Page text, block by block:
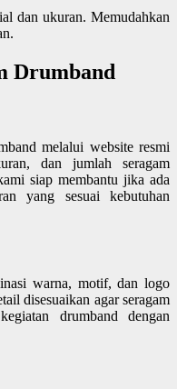
dan ukuran. Memudahkan
Drumband
melalui website resmi
dan jumlah seragam
siap membantu jika ada
yang sesuai kebutuhan
warna, motif, dan logo
disesuaikan agar seragam
drumband dengan